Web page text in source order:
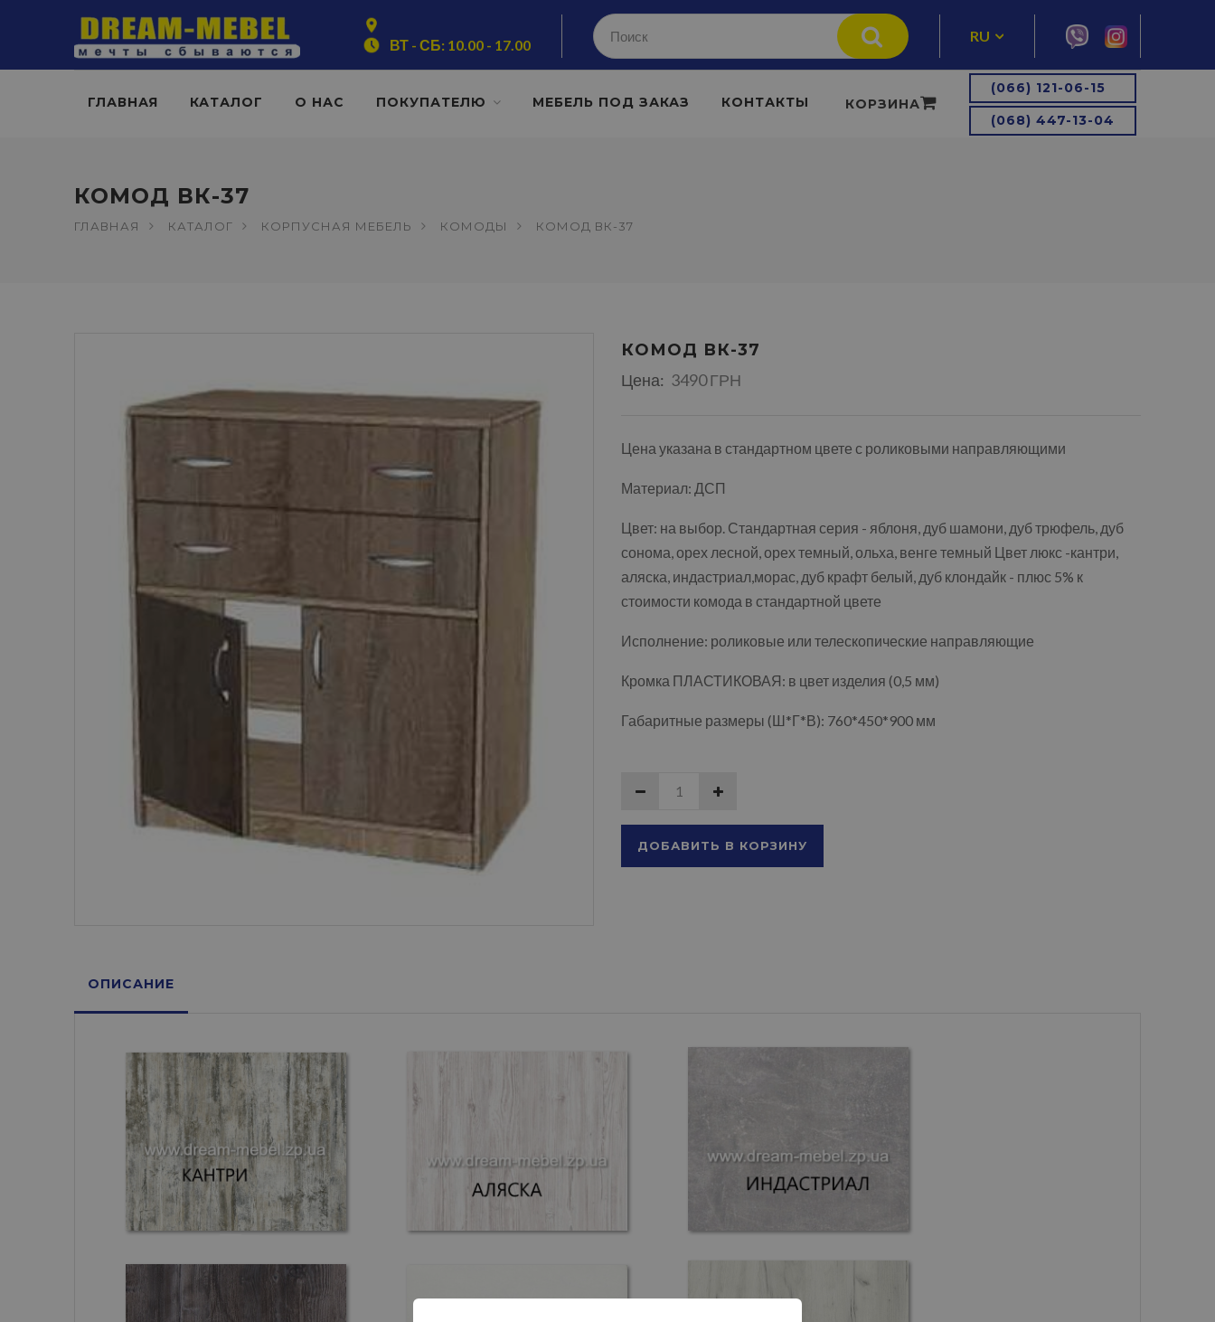
ВТ - СБ: 10.00 - 17.00
RU
ГЛАВНАЯ КАТАЛОГ О НАС ПОКУПАТЕЛЮ МЕБЕЛЬ ПОД ЗАКАЗ КОНТАКТЫ
(066) 121-06-15
(068) 447-13-04
КОРЗИНА
КОМОД ВК-37
ГЛАВНАЯ КАТАЛОГ КОРПУСНАЯ МЕБЕЛЬ КОМОДЫ КОМОД ВК-37
КОМОД ВК-37
Цена: 3490 ГРН
Цена указана в стандартном цвете с роликовыми направляющими
Материал: ДСП
Цвет: на выбор. Стандартная серия - яблоня, дуб шамони, дуб трюфель, дуб
сонома, орех лесной, орех темный, ольха, венге темный Цвет люкс -кантри,
аляска, индастриал,морас, дуб крафт белый, дуб клондайк - плюс 5% к
стоимости комода в стандартной цвете
Исполнение: роликовые или телескопические направляющие
Кромка ПЛАСТИКОВАЯ: в цвет изделия (0,5 мм)
Габаритные размеры (Ш*Г*В): 760*450*900 мм
ДОБАВИТЬ В КОРЗИНУ
ОПИСАНИЕ